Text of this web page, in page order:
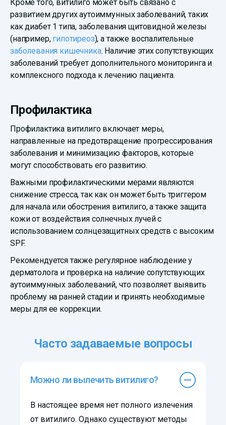
Кроме того, витилиго может быть связано с
развитием других аутоиммунных заболеваний, таких
как диабет 1 типа, заболевания щитовидной железы
(например, гипотиреоз), а также воспалительные
заболевания кишечника. Наличие этих сопутствующих
заболеваний требует дополнительного мониторинга и
комплексного подхода к лечению пациента.
Профилактика
Профилактика витилиго включает меры,
направленные на предотвращение прогрессирования
заболевания и минимизацию факторов, которые
могут способствовать его развитию.
Важными профилактическими мерами являются
снижение стресса, так как он может быть триггером
для начала или обострения витилиго, а также защита
кожи от воздействия солнечных лучей с
использованием солнцезащитных средств с высоким
SPF.
Рекомендуется также регулярное наблюдение у
дерматолога и проверка на наличие сопутствующих
аутоиммунных заболеваний, что позволяет выявить
проблему на ранней стадии и принять необходимые
меры для ее коррекции.
Часто задаваемые вопросы
Можно ли вылечить витилиго?
В настоящее время нет полного излечения
от витилиго. Однако существуют методы